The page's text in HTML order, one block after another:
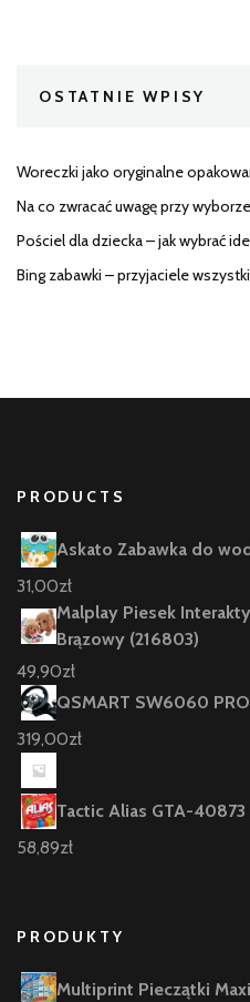
OSTATNIE WPISY
Woreczki jako oryginalne
Na co zwracać uwagę przy
Pościel dla dziecka – jak wybrać
Bing zabawki – przyjaciele
PRODUCTS
Askato Zabawka do
31,00zł
Malplay Piesek
Brązowy (216803)
49,90zł
QSMART SW6060
319,00zł
Tactic Alias GTA-40873
58,89zł
PRODUKTY
Multiprint Pieczątki